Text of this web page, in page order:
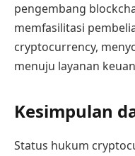
pengembang
memfasilitasi
cryptocurrency,
menuju layanan
Kesimpulan
Status hukum